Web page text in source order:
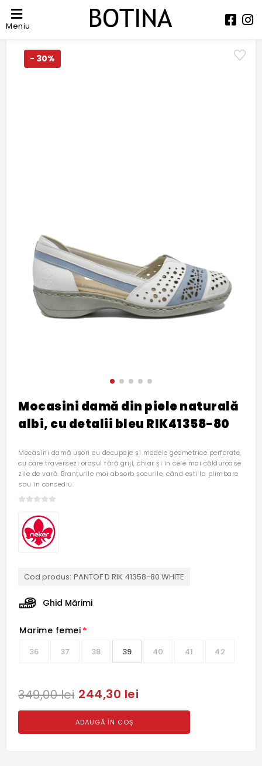
Meniu
- 30%
Mocasini damă din piele naturală
albi, cu detalii bleu RIK41358-80
Mocasini damă ușori cu decupaje și modele geometrice perforate,
cu care traversezi orașul fără griji, chiar și în cele mai călduroase
zile de vară. Branțurile moi absorb șocurile, când ești la plimbare
sau în concediu.
Cod produs: PANTOF D RIK 41358-80 WHITE
Ghid Mărimi
Marime femei *
36 37 38 39 40 41 42
349,00 lei 244,30 lei
ADAUGĂ ÎN COȘ